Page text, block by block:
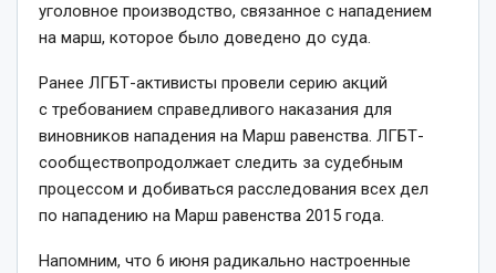
уголовное производство, связанное с нападением
на марш, которое было доведено до суда.
Ранее ЛГБТ-активисты провели серию акций
с требованием справедливого наказания для
виновников нападения на Марш равенства. ЛГБТ-
сообществопродолжает следить за судебным
процессом и добиваться расследования всех дел
по нападению на Марш равенства 2015 года.
Напомним, что 6 июня радикально настроенные